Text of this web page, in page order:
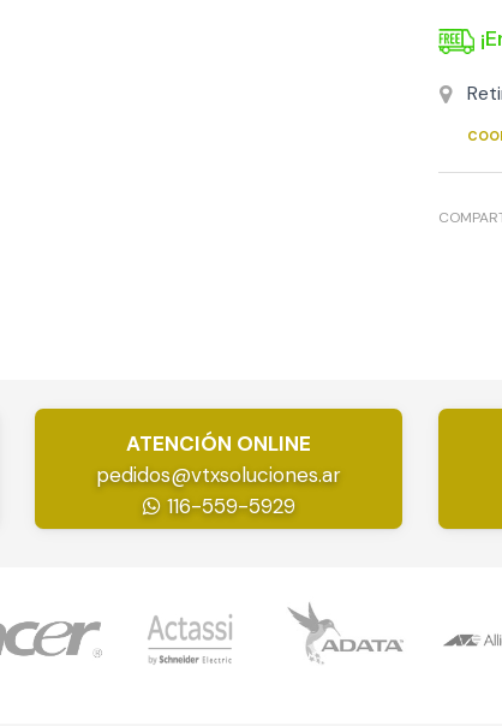
ATENCIÓN ONLINE
pedidos@vtxsoluciones.ar
116-559-5929